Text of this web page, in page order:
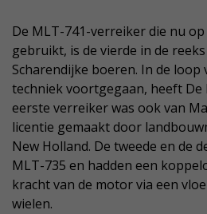
De MLT-741-verreiker die nu
gebruikt, is de vierde in de
Scharendijke boeren. In de loop
techniek voortgegaan, heeft De
eerste verreiker was ook van
licentie gemaakt door
New Holland. De tweede en de
MLT-735 en hadden een
kracht van de motor via een
wielen.